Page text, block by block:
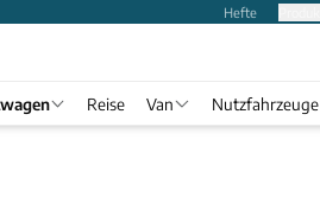
Hefte
Reise Van Nutzfahrzeuge